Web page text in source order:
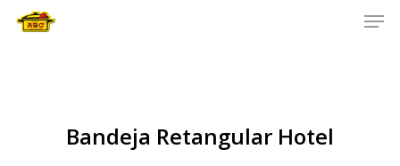
Bandeja Retangular Hotel